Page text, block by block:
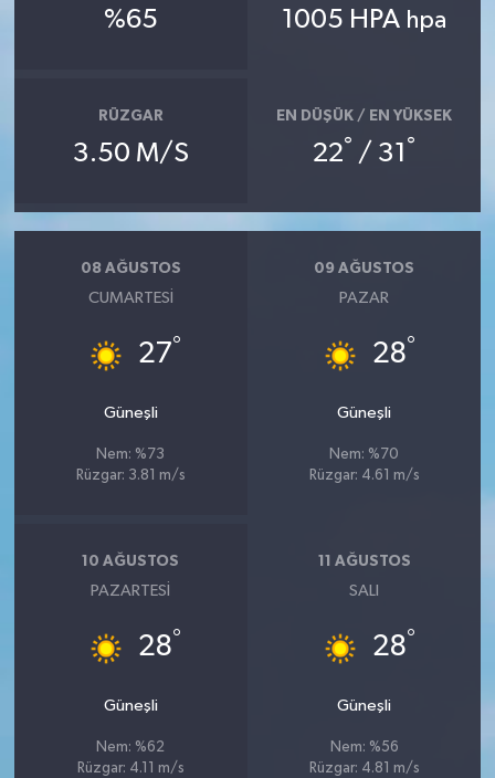
%65 1005 HPA hpa
RÜZGAR
3.50 M/S
EN DÜŞÜK / EN YÜKSEK
22° / 31 °
08 AĞUSTOS
CUMARTESI
27°
Güneşli
Nem: %73
Rüzgar: 3.81 m/s
09 AĞUSTOS
PAZAR
28°
Güneşli
Nem: %70
Rüzgar: 4.61 m/s
10 AĞUSTOS
PAZARTESI
28°
Güneşli
Nem: %62
Rüzgar: 4.11 m/s
11 AĞUSTOS
SALI
28°
Güneşli
Nem: %56
Rüzgar: 4.81 m/s